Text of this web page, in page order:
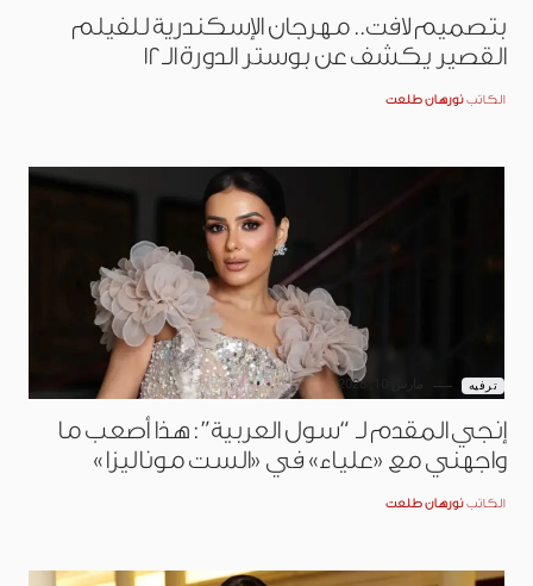
بتصميم لافت.. مهرجان الإسكندرية للفيلم
القصير يكشف عن بوستر الدورة الـ12
الكاتب نورهان طلعت
ترفيه مارس 10, 2026
إنجي المقدم لـ “سول العربية”: هذا أصعب ما
واجهني مع «علياء» في «الست موناليزا»
الكاتب نورهان طلعت